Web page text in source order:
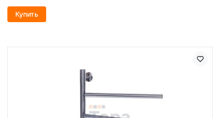
Купить